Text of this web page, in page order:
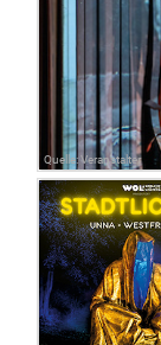
Quelle: Veranstalter